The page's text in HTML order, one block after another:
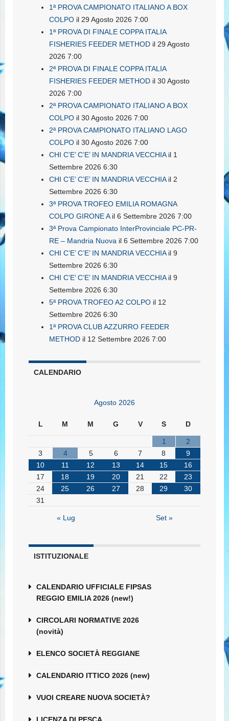
1ª PROVA CAMPIONATO ITALIANO A BOX
COLPO il 29 Agosto 2026 7:00
1ª PROVA DI FINALE COPPA ITALIA
FISHERIES FEEDER METHOD il 29 Agosto
2026 7:00
2ª PROVA DI FINALE COPPA ITALIA
FISHERIES FEEDER METHOD il 30 Agosto
2026 7:00
2ª PROVA CAMPIONATO ITALIANO A BOX
COLPO il 30 Agosto 2026 7:00
2ª PROVA CAMPIONATO ITALIANO LAGO
COLPO il 30 Agosto 2026 7:00
CHI C’E’ C’E’ IN MANDRIA VECCHIAil 1
Settembre 2026 6:30
CHI C’E’ C’E’ IN MANDRIA VECCHIAil 2
Settembre 2026 6:30
3ª PROVA TROFEO EMILIA ROMAGNA
COLPO GIRONE Ail 6 Settembre 2026 7:00
3ª Prova Campionato InterProvinciale PC-PR-
RE – Mandria Nuova il 6 Settembre 2026 7:00
CHI C’E’ C’E’ IN MANDRIA VECCHIAil 9
Settembre 2026 6:30
CHI C’E’ C’E’ IN MANDRIA VECCHIAil 9
Settembre 2026 6:30
5ª PROVA TROFEO A2 COLPO il 12
Settembre 2026 6:30
1ª PROVA CLUB AZZURRO FEEDER
METHOD il 12 Settembre 2026 7:00
CALENDARIO
Agosto 2026
L M M G V S D
1
2
3
4 5 6 7 8
9
10
11 12 13 14 15
16
17
18 19 20 21 22
23
24
25 26 27 28 29
30
31
« Lug Set »
ISTITUZIONALE
CALENDARIO UFFICIALE FIPSAS
REGGIO EMILIA 2026 (new!)
CIRCOLARI NORMATIVE 2026
(novità)
ELENCO SOCIETÀ REGGIANE
CALENDARIO ITTICO 2026 (new)
VUOI CREARE NUOVA SOCIETÀ?